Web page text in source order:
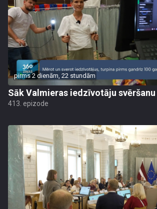
pirms 2 dienām, 22 stundām
Sāk Valmieras iedzīvotāju
413. epizode